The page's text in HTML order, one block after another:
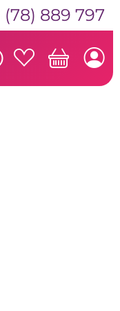
(78) 889 797